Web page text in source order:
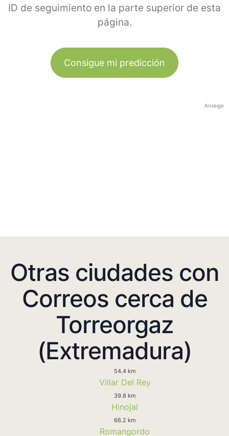
ID de seguimiento en la parte superior de esta
página.
Consigue mi predicción
Anzeige
Otras ciudades con
Correos cerca de
Torreorgaz
(Extremadura)
54.4 km
Villar Del Rey
39.8 km
Hinojal
66.2 km
Romangordo